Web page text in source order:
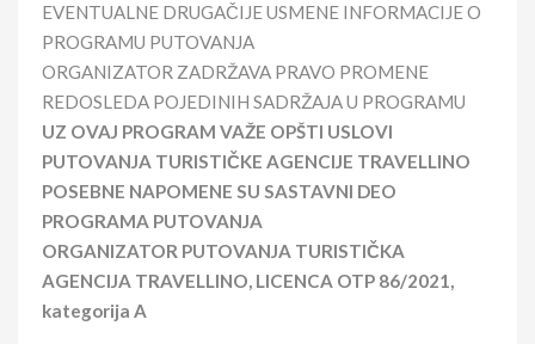
EVENTUALNE DRUGAČIJE USMENE INFORMACIJE O
PROGRAMU PUTOVANJA
ORGANIZATOR ZADRŽAVA PRAVO PROMENE
REDOSLEDA POJEDINIH SADRŽAJA U PROGRAMU
UZ OVAJ PROGRAM VAŽE OPŠTI USLOVI
PUTOVANJA TURISTIČKE AGENCIJE TRAVELLINO
POSEBNE NAPOMENE SU SASTAVNI DEO
PROGRAMA PUTOVANJA
ORGANIZATOR PUTOVANJA TURISTIČKA
AGENCIJA TRAVELLINO, LICENCA OTP 86/2021,
kategorija A